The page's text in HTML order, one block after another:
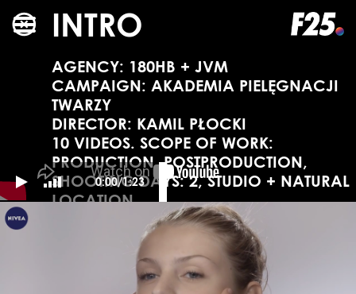
0:00/1:23
INTRO
AGENCY: 180HB + JVM
CAMPAIGN: AKADEMIA PIELĘGNACJI
TWARZY
DIRECTOR: KAMIL PŁOCKI
10 VIDEOS. SCOPE OF WORK:
PRODUCTION, POSTPRODUCTION,
SHOOTING DAYS: 2, STUDIO + NATURAL
LOCATION